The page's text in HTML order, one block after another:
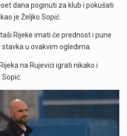
dana poginuti za klub i pokušati
je Željko Sopić.
Rijeke imati će prednost i pune
u ovakvim ogledima.
na Rujevici igrati nikako i